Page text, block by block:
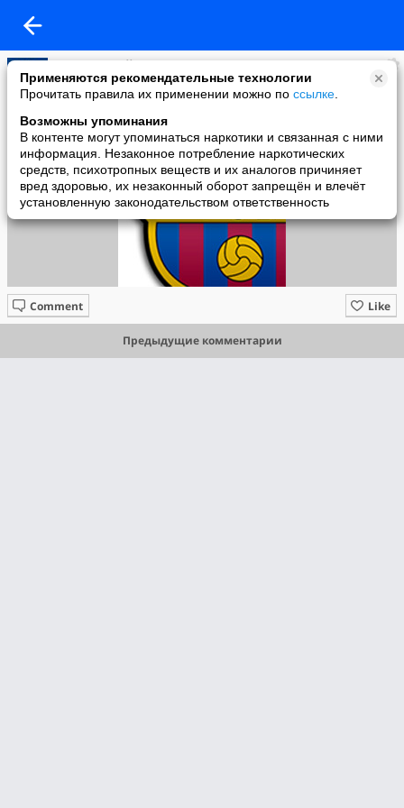
Применяются рекомендательные технологии
Прочитать правила их применении можно по ссылке
Возможны упоминания
В контенте могут упоминаться наркотики и связанная с ними
информация. Незаконное потребление наркотических
средств, психотропных веществ и их аналогов причиняет
вред здоровью, их незаконный оборот запрещён и влечёт
установленную законодательством ответственность
Диман Белый
added a photo
09 Jan в 21:20
Like
Comment
Предыдущие комментарии